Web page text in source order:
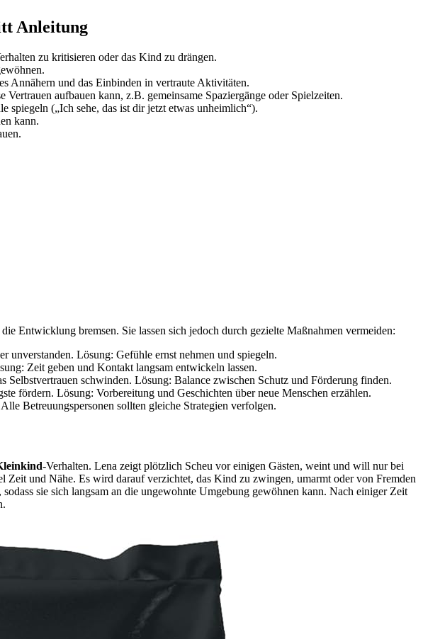
Anleitung
zu kritisieren oder das Kind zu drängen.
Annähern und das Einbinden in vertraute Aktivitäten.
aufbauen kann, z.B. gemeinsame Spaziergänge oder Spielzeiten.
(„Ich sehe, das ist dir jetzt etwas unheimlich“).
kann.
Entwicklung bremsen. Sie lassen sich jedoch durch gezielte Maßnahmen vermeiden:
unverstanden. Lösung: Gefühle ernst nehmen und spiegeln.
Zeit geben und Kontakt langsam entwickeln lassen.
schwinden. Lösung: Balance zwischen Schutz und Förderung finden.
fördern. Lösung: Vorbereitung und Geschichten über neue Menschen erzählen.
Betreuungspersonen sollten gleiche Strategien verfolgen.
-Verhalten. Lena zeigt plötzlich Scheu vor einigen Gästen, weint und will nur bei
und Nähe. Es wird darauf verzichtet, das Kind zu zwingen, umarmt oder von Fremden
sie sich langsam an die ungewohnte Umgebung gewöhnen kann. Nach einiger Zeit